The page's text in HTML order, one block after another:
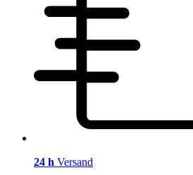
24 h Versand